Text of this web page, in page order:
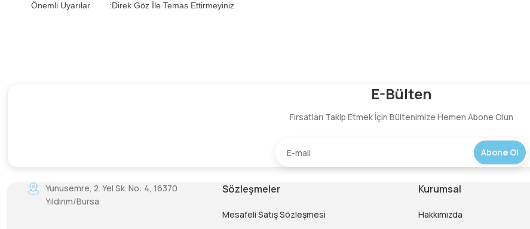
Önemli Uyarılar :Direk Göz İle Temas Ettirmeyiniz
Yorum Yaz
E-Bülten
Fırsatları Takip Etmek İçin Bültenimize Hemen Abone Olun
Abone Ol
Yunusemre, 2. Yel Sk. No: 4, 16370
Yıldırım/Bursa
Sözleşmeler
Mesafeli Satış Sözleşmesi
Kurumsal
Hakkımızda